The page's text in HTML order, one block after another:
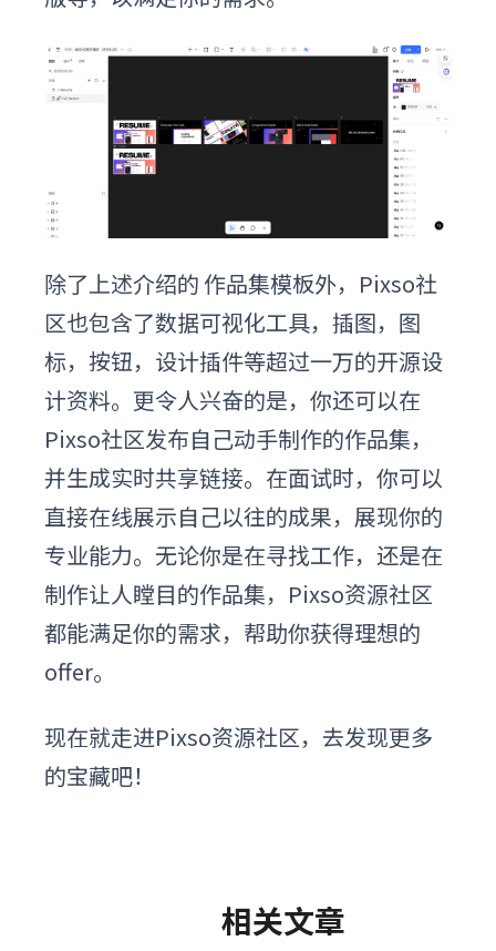
除了上述介绍的 作品集模板外，Pixso社
区也包含了数据可视化工具，插图，图
标，按钮，设计插件等超过一万的开源设
计资料。更令人兴奋的是，你还可以在
Pixso社区发布自己动手制作的作品集，
并生成实时共享链接。在面试时，你可以
直接在线展示自己以往的成果，展现你的
专业能力。无论你是在寻找工作，还是在
制作让人瞠目的作品集，Pixso资源社区
都能满足你的需求，帮助你获得理想的
offer。
现在就走进Pixso资源社区，去发现更多
的宝藏吧！
相关文章